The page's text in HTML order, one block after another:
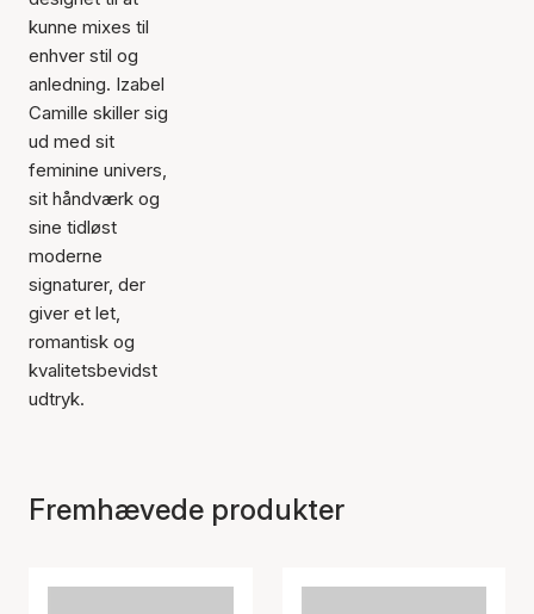
kunne mixes til
enhver stil og
anledning. Izabel
Camille skiller sig
ud med sit
feminine univers,
sit håndværk og
sine tidløst
moderne
signaturer, der
giver et let,
romantisk og
kvalitetsbevidst
udtryk.
Fremhævede produkter